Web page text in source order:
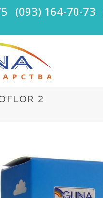
(093) 164-70-73
2